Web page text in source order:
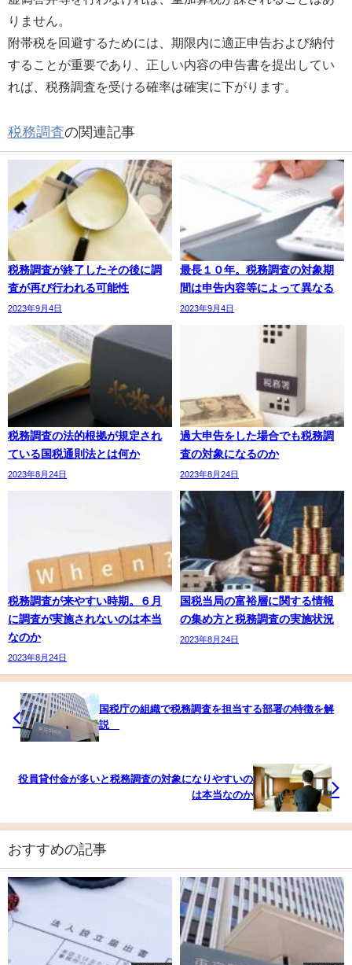
りません。
附帯税を回避するためには、期限内に適正申告および納付
することが重要であり、正しい内容の申告書を提出してい
れば、税務調査を受ける確率は確実に下がります。
税務調査の関連記事
税務調査が終了したその後に調
査が再び行われる可能性
2023年9月4日
最長１０年。税務調査の対象期
間は申告内容等によって異なる
2023年9月4日
税務調査の法的根拠が規定され
ている国税通則法とは何か
2023年8月24日
過大申告をした場合でも税務調
査の対象になるのか
2023年8月24日
税務調査が来やすい時期。６月
に調査が実施されないのは本当
なのか
2023年8月24日
国税当局の富裕層に関する情報
の集め方と税務調査の実施状況
2023年8月24日
国税庁の組織で税務調査を担当する部署の特徴を解
説
役員貸付金が多いと税務調査の対象になりやすいの
は本当なのか
おすすめの記事